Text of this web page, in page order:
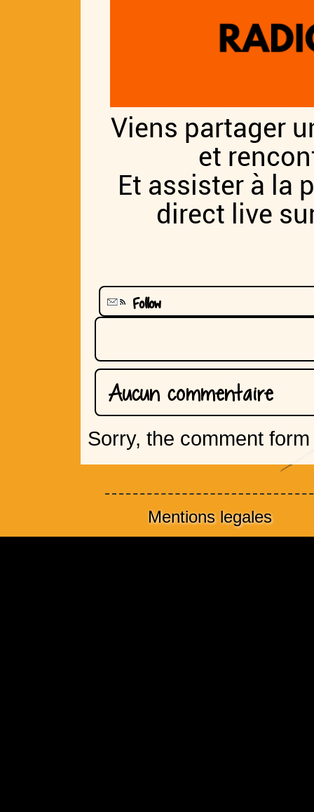
Viens partager
et
Et assister à la
direct live
Follow
Aucun commentaire
Sorry, the comment
Mentions legales